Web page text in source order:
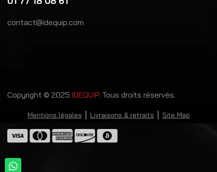
contact@idequip.com
Copyright © 2025 IDEQUIP. Tous droits réservés.
Mentions légales Livraisons & retraits Site Map